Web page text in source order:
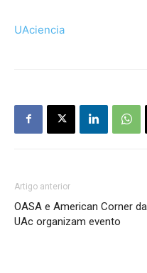
UAciencia
Artigo anterior
OASA e American Corner da
UAc organizam evento